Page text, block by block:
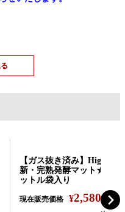
【ガス抜き済み】High
新・完熟発酵マット★１０
ットル袋入り
現在販売価格 ¥2,580 税込